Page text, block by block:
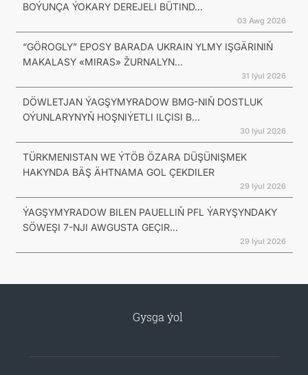
BOÝUNÇA ÝOKARY DEREJELI BÜTIND...
03 Awg 2026
“GÖROGLY” EPOSY BARADA UKRAIN YLMY IŞGÄRINIŇ
MAKALASY «MIRAS» ŽURNALYN...
31 Iýul 2026
DÖWLETJAN ÝAGŞYMYRADOW BMG-NIŇ DOSTLUK
OÝUNLARYNYŇ HOŞNIÝETLI ILÇISI B...
30 Iýul 2026
TÜRKMENISTAN WE ÝTÖB ÖZARA DÜŞÜNIŞMEK
HAKYNDA BÄŞ ÄHTNAMA GOL ÇEKDILER
29 Iýul 2026
ÝAGŞYMYRADOW BILEN PAUELLIŇ PFL ÝARYŞYNDAKY
SÖWEŞI 7-NJI AWGUSTA GEÇIR...
29 Iýul 2026
Gysga ýol